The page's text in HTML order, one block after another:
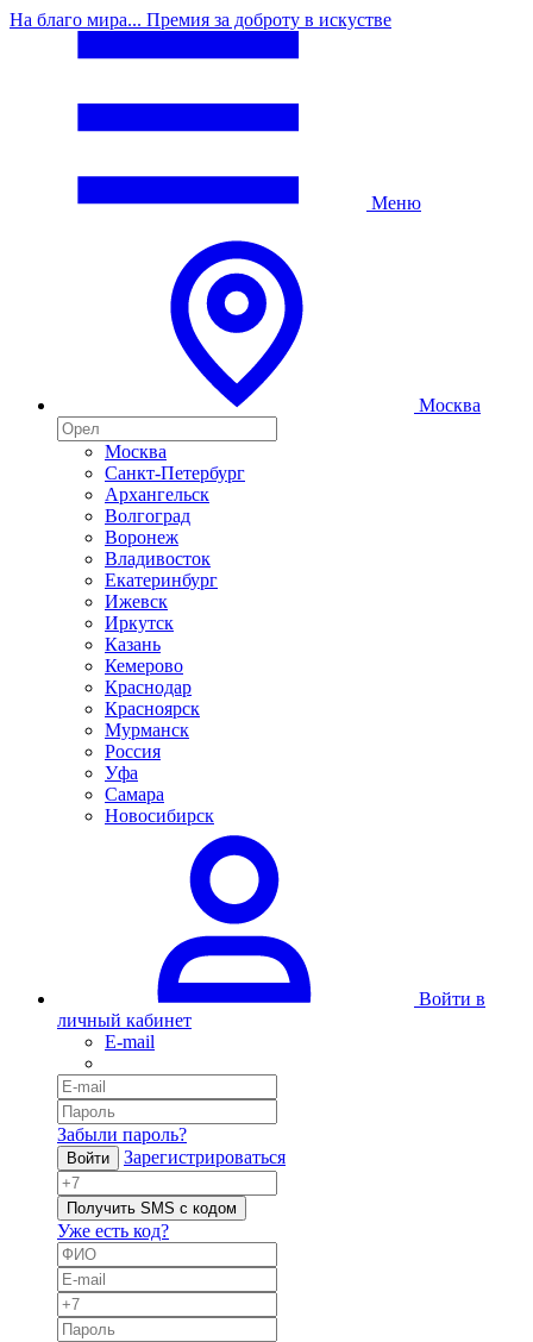
На благо мира... Премия за доброту в искустве
Меню
Москва
Москва
Санкт-Петербург
Архангельск
Волгоград
Воронеж
Владивосток
Екатеринбург
Ижевск
Иркутск
Казань
Кемерово
Краснодар
Красноярск
Мурманск
Россия
Уфа
Самара
Новосибирск
Войти в
личный кабинет
E-mail
Забыли пароль?
Войти Зарегистрироваться
Получить SMS с кодом
Уже есть код?